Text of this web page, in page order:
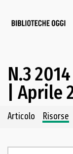
N.3
| Aprile
Navigazione dei
Articolo Risorse